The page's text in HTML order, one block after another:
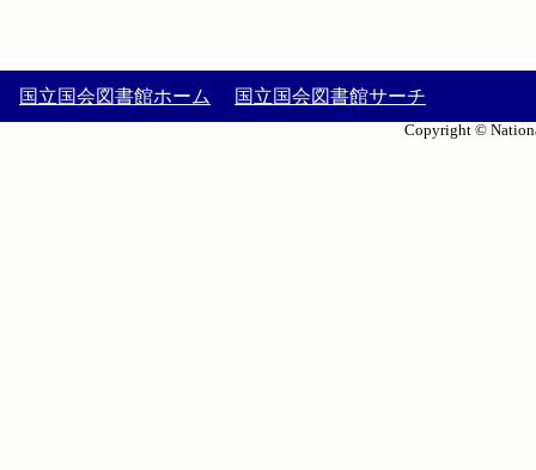
国立国会図書館ホーム 国立国会図書館サーチ
Copyright ©